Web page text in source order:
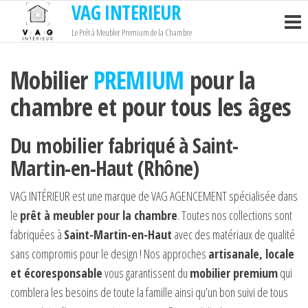
Passer
contenu
VAG INTERIEUR
Le Prêt à Meubler Premium de la Chambre
Mobilier PREMIUM pour la
chambre et pour tous les âges
Du mobilier fabriqué à Saint-
Martin-en-Haut (Rhône)
VAG INTÉRIEUR est une marque de VAG AGENCEMENT spécialisée dans
le prêt à meubler pour la chambre. Toutes nos collections sont
fabriquées à Saint-Martin-en-Haut avec des matériaux de qualité
sans compromis pour le design ! Nos approches artisanale, locale
et écoresponsablevous garantissent du mobilier premiumqui
comblera les besoins de toute la famille ainsi qu’un bon suivi de tous